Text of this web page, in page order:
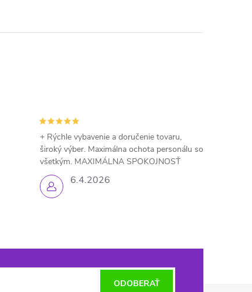
6.4.2026
+ Rýchle vybavenie a doručenie tovaru,
široký výber. Maximálna ochota personálu so
všetkým. MAXIMÁLNA SPOKOJNOSŤ
ODOBERAŤ